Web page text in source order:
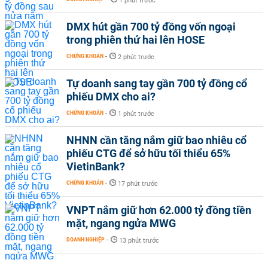
DMX hút gần 700 tỷ đồng vốn ngoại
trong phiên thứ hai lên HOSE
CHỨNG KHOÁN - 2 phút trước
Tự doanh sang tay gần 700 tỷ đồng cổ
phiếu DMX cho ai?
CHỨNG KHOÁN - 1 phút trước
NHNN cần tăng nắm giữ bao nhiêu cổ
phiếu CTG để sở hữu tối thiểu 65%
VietinBank?
CHỨNG KHOÁN - 17 phút trước
VNPT nắm giữ hơn 62.000 tỷ đồng tiền
mặt, ngang ngửa MWG
DOANH NGHIỆP - 13 phút trước